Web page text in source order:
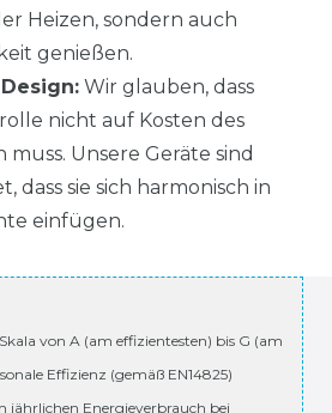
Heizen, sondern auch
genießen.
Wir glauben, dass
nicht auf Kosten des
muss. Unsere Geräte sind
dass sie sich harmonisch in
einfügen.
von A (am effizientesten) bis G (am
Effizienz (gemäß EN14825)
jährlichen Energieverbrauch bei